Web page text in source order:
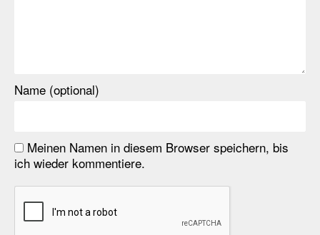
Name (optional)
Meinen Namen in diesem Browser speichern, bis
ich wieder kommentiere.